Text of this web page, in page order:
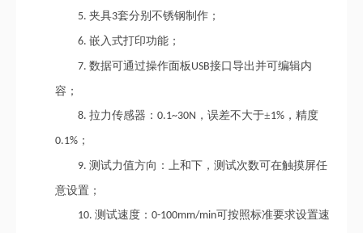
5. 夹具3套分别不锈钢制作；
6. 嵌入式打印功能；
7. 数据可通过操作面板 USB接口导出并可编辑内
容；
8. 拉力传感器： 0.1~30N ，误差不大于±1% ，精度
0.1% ；
9. 测试力值方向：上和下，测试次数可在触摸屏任
意设置；
10. 测试速度： 0-100mm/min可按照标准要求设置速